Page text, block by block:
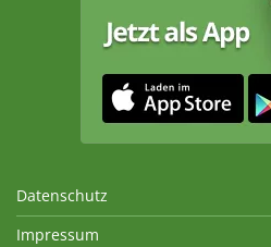
Datenschutz
Impressum